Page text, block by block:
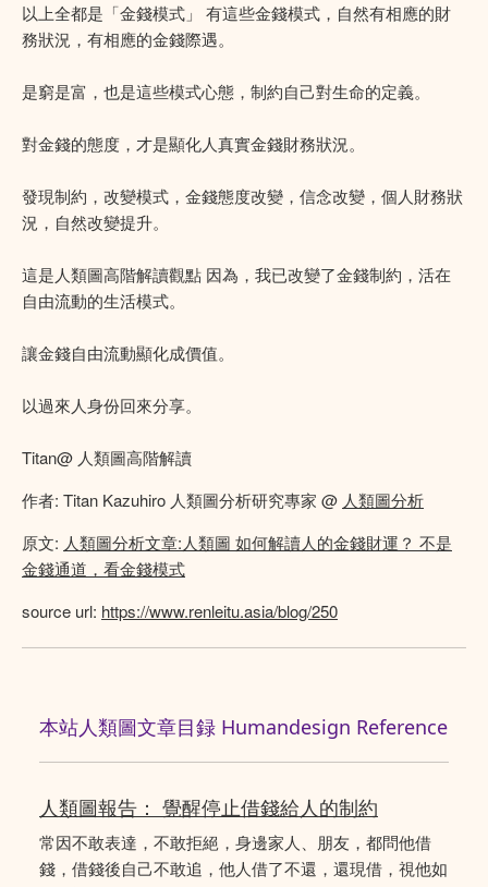
以上全都是「金錢模式」 有這些金錢模式，自然有相應的財
務狀況，有相應的金錢際遇。
是窮是富，也是這些模式心態，制約自己對生命的定義。
對金錢的態度，才是顯化人真實金錢財務狀況。
發現制約，改變模式，金錢態度改變，信念改變，個人財務狀
況，自然改變提升。
這是人類圖高階解讀觀點 因為，我已改變了金錢制約，活在
自由流動的生活模式。
讓金錢自由流動顯化成價值。
以過來人身份回來分享。
Titan@ 人類圖高階解讀
作者: Titan Kazuhiro 人類圖分析研究專家 @ 人類圖分析
原文: 人類圖分析文章:人類圖 如何解讀人的金錢財運？ 不是
金錢通道，看金錢模式
source url: https://www.renleitu.asia/blog/250
本站人類圖文章目録 Humandesign Reference
人類圖報告： 覺醒停止借錢給人的制約
常因不敢表達，不敢拒絕，身邊家人、朋友，都問他借
錢，借錢後自己不敢追，他人借了不還，還現借，視他如